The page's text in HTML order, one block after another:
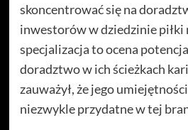
skoncentrować się na
inwestorów w dziedzinie piłki
specjalizacja to ocena
doradztwo w ich ścieżkach
zauważył, że jego
niezwykle przydatne w tej